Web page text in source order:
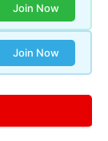
Join Now
Join Now